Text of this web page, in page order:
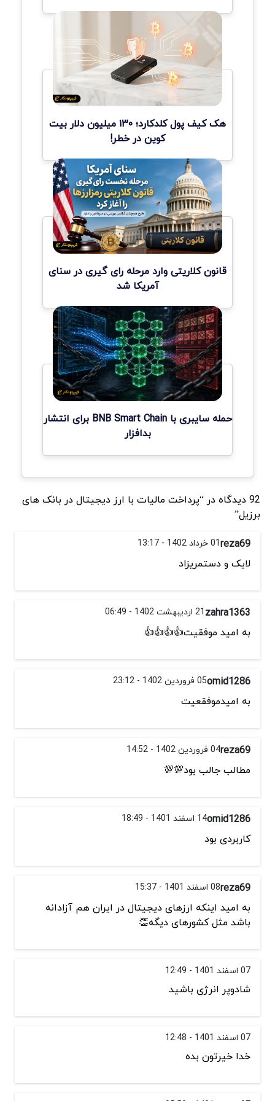
هک کیف پول کلدکارد؛ ۱۳۰ میلیون دلار بیت
کوین در خطر!
قانون کلاریتی وارد مرحله رای گیری در سنای
آمریکا شد
حمله سایبری با BNB Smart Chain برای انتشار
بدافزار
92 دیدگاه در “پرداخت مالیات با ارز دیجیتال در بانک های
برزیل”
reza6901 خرداد 1402 - 13:17
لایک و دستمریزاد
zahra136321 اردیبهشت 1402 - 06:49
به امید موفقیت👍👍👍👍
omid128605 فروردین 1402 - 23:12
به امیدموفقعیت
reza6904 فروردین 1402 - 14:52
مطالب جالب بود💯💯
omid128614 اسفند 1401 - 18:49
کاربردی بود
reza6908 اسفند 1401 - 15:37
به امید اینکه ارزهای دیجیتال در ایران هم آزادانه
باشد مثل کشورهای دیگه👏
07 اسفند 1401 - 12:49
شادوپر انرژی باشید
07 اسفند 1401 - 12:48
خدا خیرتون بده